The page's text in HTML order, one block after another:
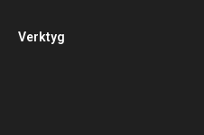
Verktyg